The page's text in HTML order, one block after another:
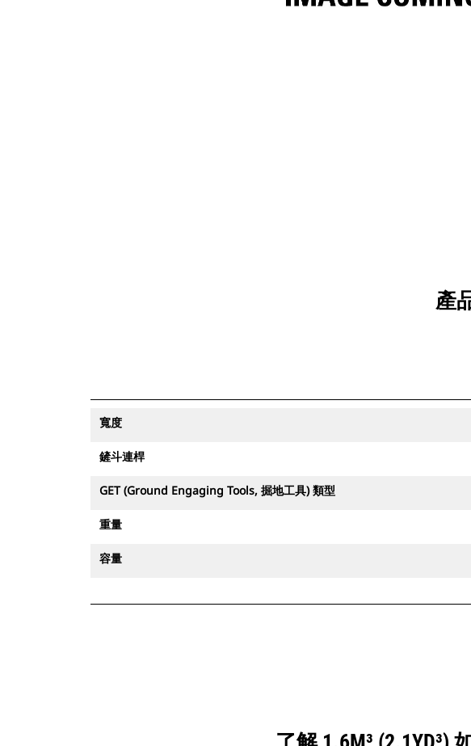
產
寬度
鏟斗連桿
GET (Ground Engaging Tools, 掘地工具) 類型
重量
容量